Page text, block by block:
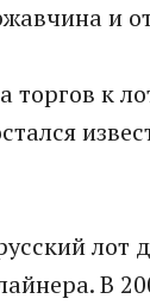
и
торгов к
лот
В